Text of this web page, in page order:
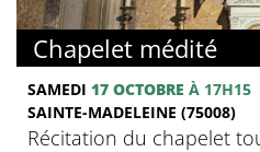
Chapelet médité
SAMEDI 17 OCTOBRE À 17H15
SAINTE-MADELEINE (75008)
Récitation du chapelet